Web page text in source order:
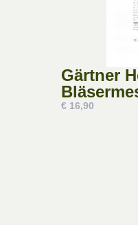
Gärtner
€ 16,90